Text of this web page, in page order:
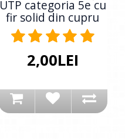
UTP categoria 5e cu
fir solid din cupru
2,00LEI